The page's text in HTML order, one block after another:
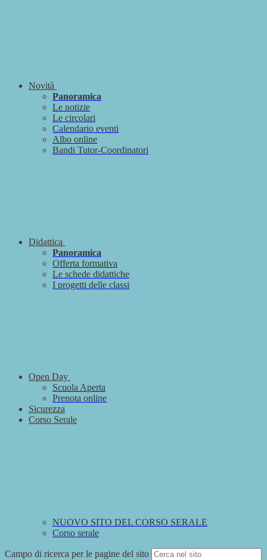
Novità
Panoramica
Le notizie
Le circolari
Calendario eventi
Albo online
Bandi Tutor-Coordinatori
Didattica
Panoramica
Offerta formativa
Le schede didattiche
I progetti delle classi
Open Day
Scuola Aperta
Prenota online
Sicurezza
Corso Serale
NUOVO SITO DEL CORSO SERALE
Corso serale
Campo di ricerca per le pagine del sito